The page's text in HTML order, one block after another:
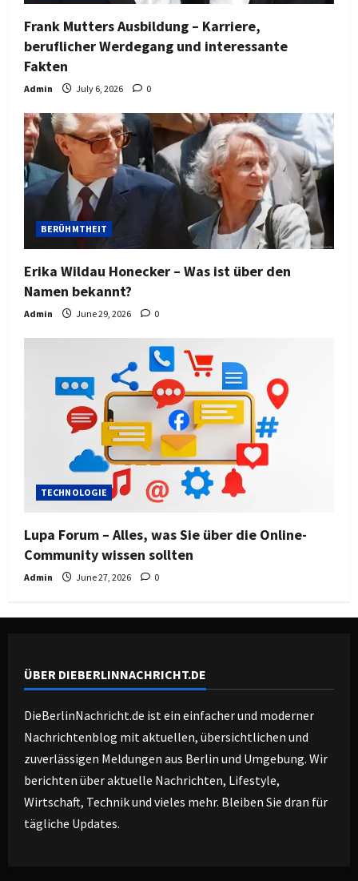
Frank Mutters Ausbildung – Karriere,
beruflicher Werdegang und interessante
Fakten
Admin July 6, 2026 0
BERÜHMTHEIT
Erika Wildau Honecker – Was ist über den
Namen bekannt?
Admin June 29, 2026 0
TECHNOLOGIE
Lupa Forum – Alles, was Sie über die Online-
Community wissen sollten
Admin June 27, 2026 0
ÜBER DIEBERLINNACHRICHT.DE
DieBerlinNachricht.de ist ein einfacher und moderner
Nachrichtenblog mit aktuellen, übersichtlichen und
zuverlässigen Meldungen aus Berlin und Umgebung. Wir
berichten über aktuelle Nachrichten, Lifestyle,
Wirtschaft, Technik und vieles mehr. Bleiben Sie dran für
tägliche Updates.